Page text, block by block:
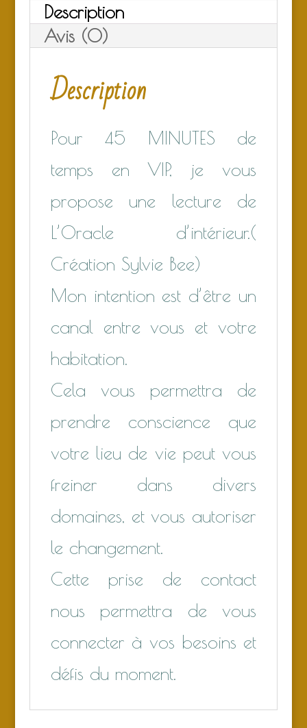
Description
Avis (0)
Description
Pour 45 MINUTES de
temps en VIP, je vous
propose une lecture de
L’Oracle d’intérieur.(
Création Sylvie Bee)
Mon intention est d’être un
canal entre vous et votre
habitation.
Cela vous permettra de
prendre conscience que
votre lieu de vie peut vous
freiner dans divers
domaines, et vous autoriser
le changement.
Cette prise de contact
nous permettra de vous
connecter à vos besoins et
défis du moment.